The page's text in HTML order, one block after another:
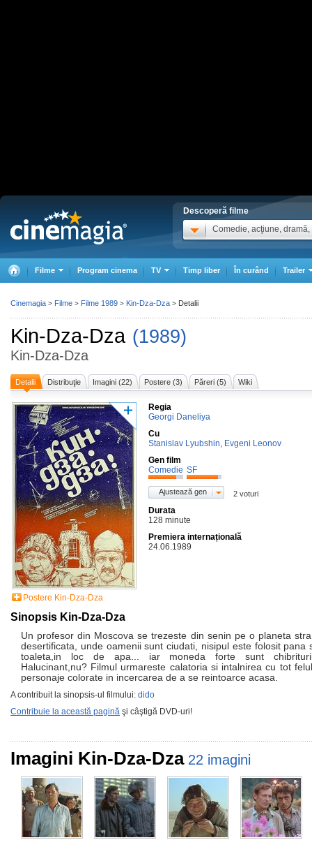
Descoperă filme
Comedie, acţiune, dramă,
Filme Program cinema TV Timp liber În curând Trailer
Kin-Dza-Dza (1989)
Kin-Dza-Dza
Detalii Distribuţie Imagini (22) Postere (3) Păreri (5) Wiki
Postere Kin-Dza-Dza
Regia
Georgi Daneliya
Cu
Stanislav Lyubshin, Evgeni Leonov
Gen film
Comedie SF
Ajustează gen 2 voturi
Durata
128 minute
Premiera internațională
24.06.1989
Sinopsis Kin-Dza-Dza
Un profesor din Moscova se trezeste din senin pe o planeta
desertificata, unde oamenii sunt ciudati, nisipul este folosit pana
toaleta,in loc de apa... iar moneda forte sunt
Halucinant,nu? Filmul urmareste calatoria si intalnirea cu tot
personaje colorate in incercarea de a se reintoarce acasa.
A contribuit la sinopsis-ul filmului: dido
Contribuie la această pagină şi câştigă DVD-uri!
Imagini Kin-Dza-Dza 22 imagini
Cinemagia > Filme > Filme 1989 > Kin-Dza-Dza > Detalii